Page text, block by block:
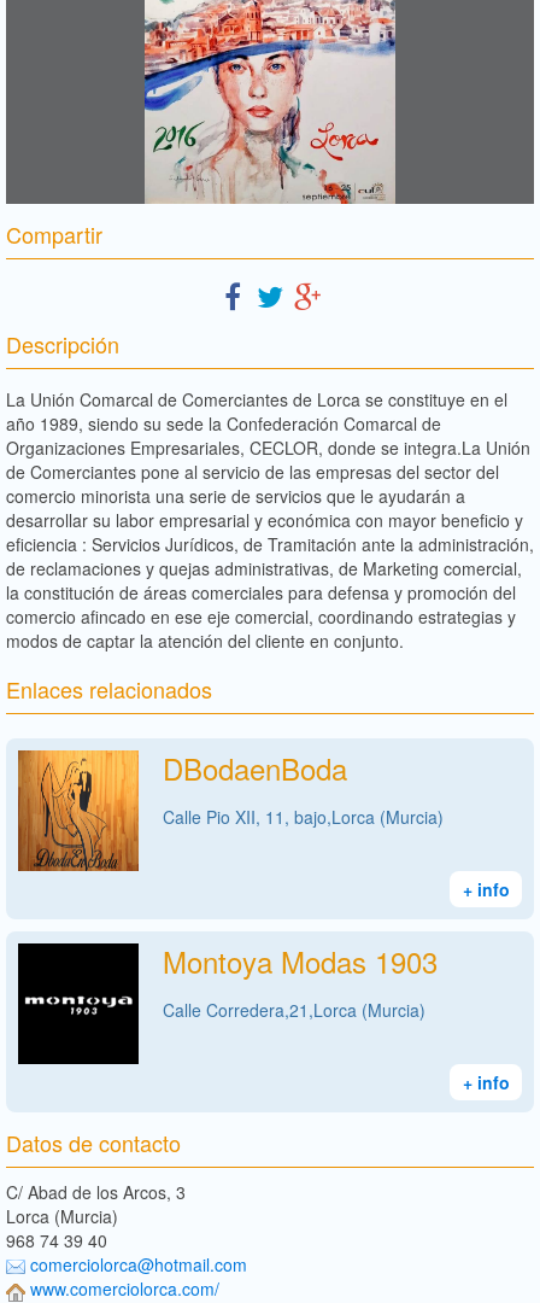
Compartir
Descripción
La Unión Comarcal de Comerciantes de Lorca se constituye en el
año 1989, siendo su sede la Confederación Comarcal de
Organizaciones Empresariales, CECLOR, donde se integra.La Unión
de Comerciantes pone al servicio de las empresas del sector del
comercio minorista una serie de servicios que le ayudarán a
desarrollar su labor empresarial y económica con mayor beneficio y
eficiencia : Servicios Jurídicos, de Tramitación ante la administración,
de reclamaciones y quejas administrativas, de Marketing comercial,
la constitución de áreas comerciales para defensa y promoción del
comercio afincado en ese eje comercial, coordinando estrategias y
modos de captar la atención del cliente en conjunto.
Enlaces relacionados
DBodaenBoda
Calle Pio XII, 11, bajo,Lorca (Murcia)
+ info
Montoya Modas 1903
Calle Corredera,21,Lorca (Murcia)
+ info
Datos de contacto
C/ Abad de los Arcos, 3
Lorca (Murcia)
968 74 39 40
comerciolorca@hotmail.com
www.comerciolorca.com/